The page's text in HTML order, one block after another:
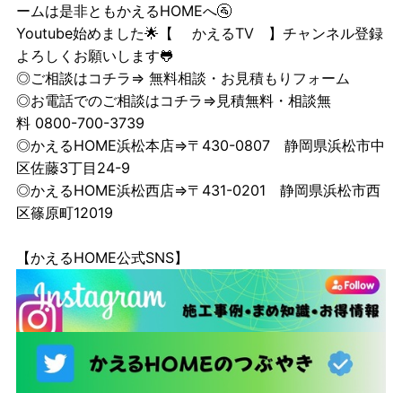
ームは是非ともかえるHOMEへ🚰
Youtube始めました🌟【 かえるTV】チャンネル登録
よろしくお願いします🐸
◎ご相談はコチラ⇒ 無料相談・お見積もりフォーム
◎お電話でのご相談はコチラ⇒見積無料・相談無
料 0800-700-3739
◎かえるHOME浜松本店⇒〒430-0807 静岡県浜松市中
区佐藤3丁目24-9
◎かえるHOME浜松西店⇒〒431-0201 静岡県浜松市西
区篠原町12019
【かえるHOME公式SNS】